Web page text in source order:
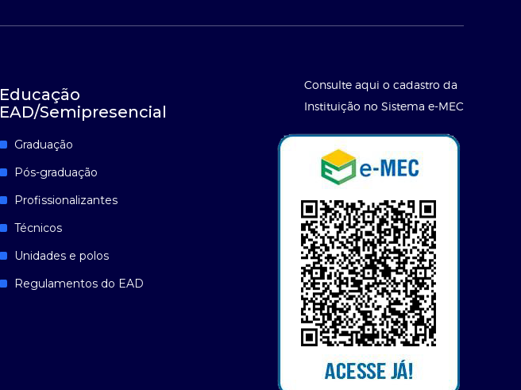
Educação
EAD/Semipresencial
Graduação
Pós-graduação
Profissionalizantes
Técnicos
Unidades e polos
Regulamentos do EAD
Consulte aqui o cadastro da
Instituição no Sistema e-MEC